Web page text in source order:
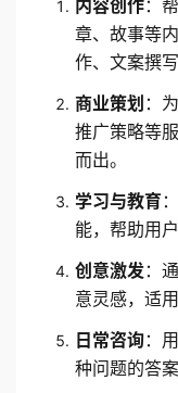
内容创作：
章、故事等
作、文案撰写
商业策划 ：
推广策略等
而出。
学习与教育
能，帮助用
创意激发：
意灵感，适
日常咨询：
种问题的答